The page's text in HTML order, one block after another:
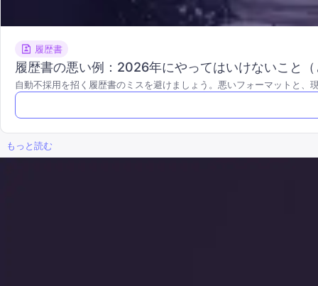
履歴書
履歴書の悪い例：2026年にやってはいけないこと
自動不採用を招く履歴書のミスを避けましょう。悪いフォーマットと
もっと読む